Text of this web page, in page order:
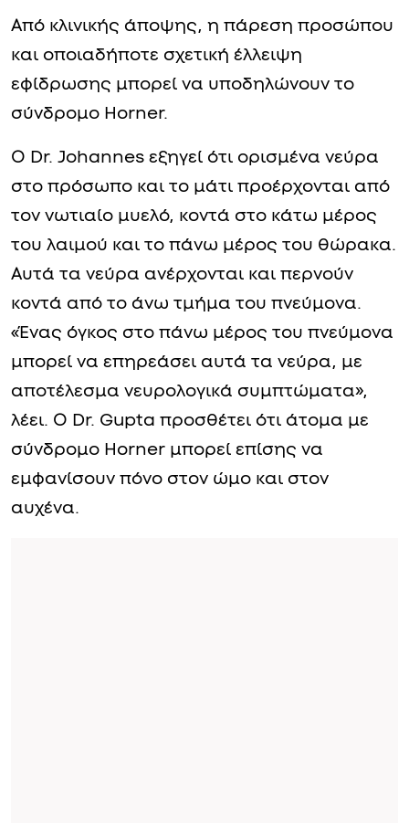
Από κλινικής άποψης, η πάρεση προσώπου
και οποιαδήποτε σχετική έλλειψη
εφίδρωσης μπορεί να υποδηλώνουν το
σύνδρομο Horner.
Ο Dr. Johannes εξηγεί ότι ορισμένα νεύρα
στο πρόσωπο και το μάτι προέρχονται από
τον νωτιαίο μυελό, κοντά στο κάτω μέρος
του λαιμού και το πάνω μέρος του θώρακα.
Αυτά τα νεύρα ανέρχονται και περνούν
κοντά από το άνω τμήμα του πνεύμονα.
«Ένας όγκος στο πάνω μέρος του πνεύμονα
μπορεί να επηρεάσει αυτά τα νεύρα, με
αποτέλεσμα νευρολογικά συμπτώματα»,
λέει. Ο Dr. Gupta προσθέτει ότι άτομα με
σύνδρομο Horner μπορεί επίσης να
εμφανίσουν πόνο στον ώμο και στον
αυχένα.